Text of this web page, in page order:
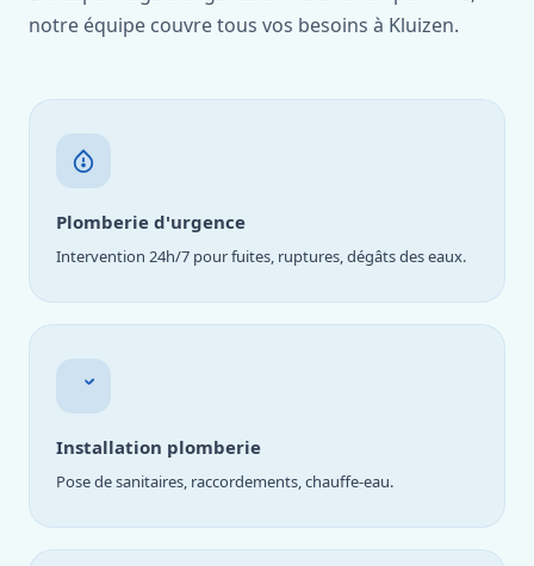
notre équipe couvre tous vos besoins à Kluizen.
Plomberie d'urgence
Intervention 24h/7 pour fuites, ruptures, dégâts des eaux.
Installation plomberie
Pose de sanitaires, raccordements, chauffe-eau.